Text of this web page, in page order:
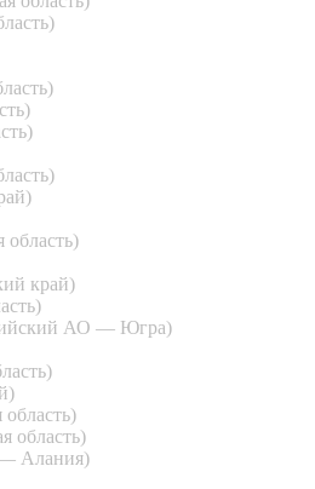
область)
край)
АО — Югра)
область)
область)
— Алания)